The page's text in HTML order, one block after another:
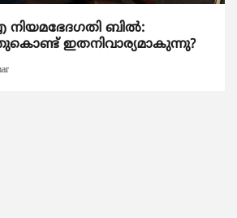
ബില്‍:
ഇതനിവാര്യമാകുന്നു?